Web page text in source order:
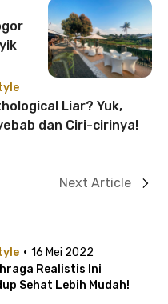
Liar? Yuk,
dan Ciri-cirinya!
Next Article
· 16 Mei 2022
Realistis Ini
Sehat Lebih Mudah!